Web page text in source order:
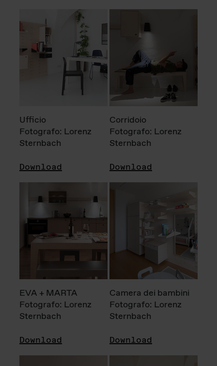
Ufficio
Fotografo: Lorenz
Sternbach
Download
Corridoio
Fotografo: Lorenz
Sternbach
Download
EVA + MARTA
Fotografo: Lorenz
Sternbach
Download
Camera dei bambini
Fotografo: Lorenz
Sternbach
Download